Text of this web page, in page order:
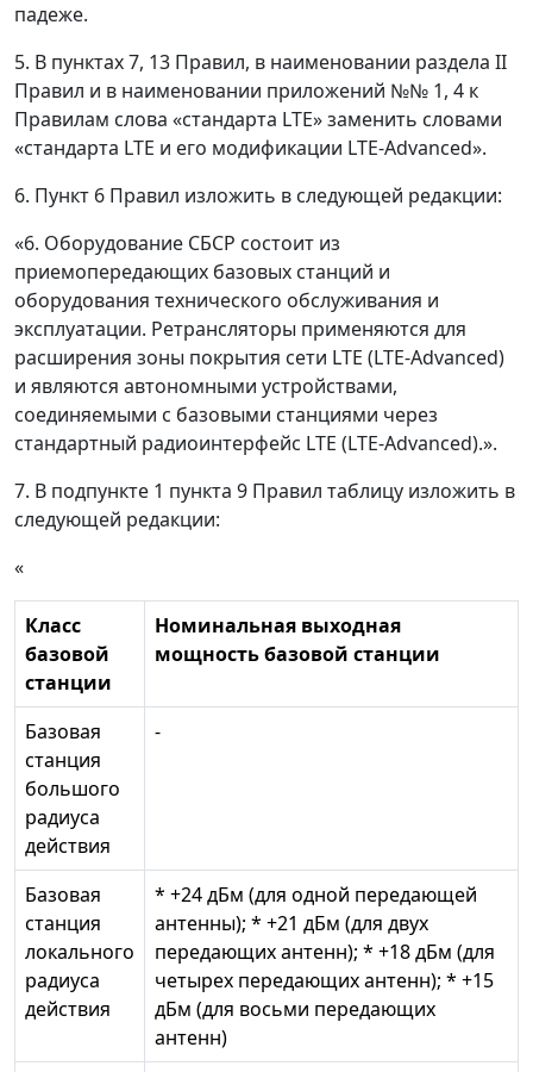
падеже.
5. В пунктах 7, 13 Правил, в наименовании раздела II
Правил и в наименовании приложений №№ 1, 4 к
Правилам слова «стандарта LTE» заменить словами
«стандарта LTE и его модификации LTE-Advanced».
6. Пункт 6 Правил изложить в следующей редакции:
«6. Оборудование СБСР состоит из
приемопередающих базовых станций и
оборудования технического обслуживания и
эксплуатации. Ретрансляторы применяются для
расширения зоны покрытия сети LTE (LTE-Advanced)
и являются автономными устройствами,
соединяемыми с базовыми станциями через
стандартный радиоинтерфейс LTE (LTE-Advanced).».
7. В подпункте 1 пункта 9 Правил таблицу изложить в
следующей редакции:
«
Класс
базовой
станции
Номинальная выходная
мощность базовой станции
Базовая
станция
большого
радиуса
действия
-
Базовая
станция
локального
радиуса
действия
* +24 дБм (для одной передающей
антенны); * +21 дБм (для двух
передающих антенн); * +18 дБм (для
четырех передающих антенн); * +15
дБм (для восьми передающих
антенн)